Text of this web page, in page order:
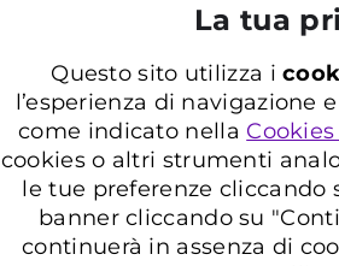
La tua
Questo sito utilizza i
l’esperienza di navigazione
come indicato nella
cookies o altri strumenti
le tue preferenze cliccando
banner cliccando su
continuerà in assenza di